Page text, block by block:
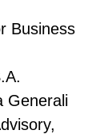
Business
Generali